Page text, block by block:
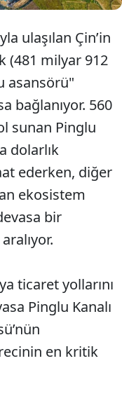
ulaşılan Çin’in
(481 milyar 912
asansörü"
bağlanıyor. 560
sunan Pinglu
dolarlık
ederken, diğer
ekosistem
bir
ticaret yollarını
Pinglu Kanalı
en kritik